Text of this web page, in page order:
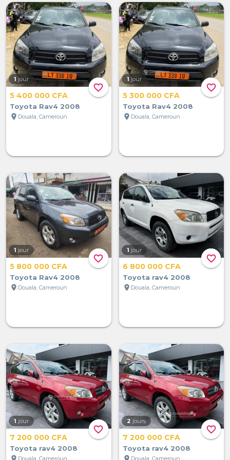
favorite_border
1 jour
5 400 000 CFA
Toyota Rav4 2008
location_on Douala, Cameroun
favorite_border
1 jour
5 300 000 CFA
Toyota Rav4 2008
location_on Douala, Cameroun
favorite_border
1 jour
5 800 000 CFA
Toyota Rav4 2008
location_on Douala, Cameroun
favorite_border
1 jour
6 800 000 CFA
Toyota rav4 2008
location_on Douala, Cameroun
favorite_border
1 jour
7 200 000 CFA
Toyota rav4 2008
Douala, Cameroun
favorite_border
2 jours
7 200 000 CFA
Toyota rav4 2008
Douala, Cameroun